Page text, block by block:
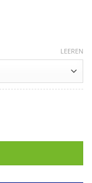
LEEREN